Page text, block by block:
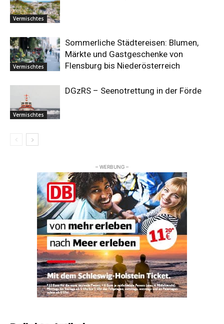
Vermischtes
Vermischtes
Sommerliche Städtereisen: Blumen,
Märkte und Gastgeschenke von
Flensburg bis Niederösterreich
Vermischtes
DGzRS – Seenotrettung in der Förde
– WERBUNG –